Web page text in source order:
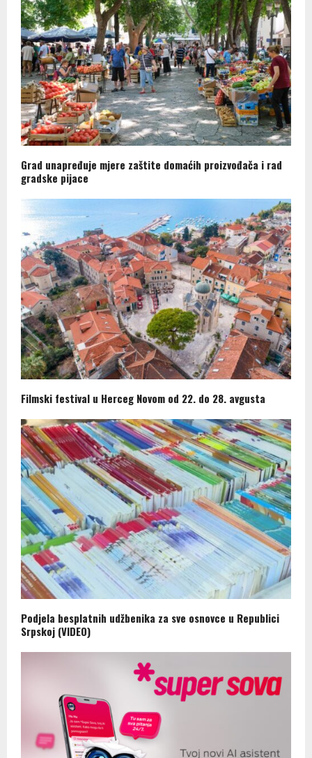
Grad unapređuje mjere zaštite domaćih proizvođača i rad
gradske pijace
Filmski festival u Herceg Novom od 22. do 28. avgusta
Podjela besplatnih udžbenika za sve osnovce u Republici
Srpskoj (VIDEO)